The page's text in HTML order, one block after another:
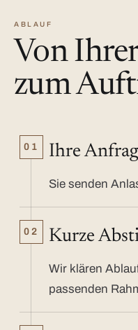
ABLAUF
Von
zum
01 Ihre
Sie senden
02 Kurze
Wir klären
passenden